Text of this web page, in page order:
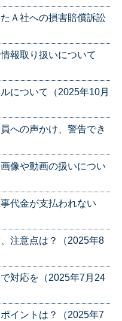
Ａ社への損害賠償訴訟
報取り扱いについて
について（2025年10月
への声かけ、警告でき
像や動画の扱いについ
代金が支払われない
注意点は？（2025年8
対応を（2025年7月24
イントは？（2025年7